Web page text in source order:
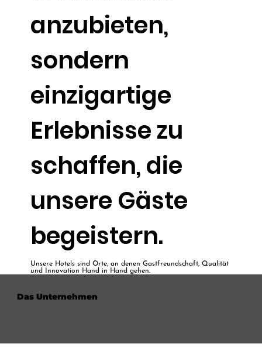
anzubieten,
sondern
einzigartige
Erlebnisse zu
schaffen, die
unsere Gäste
begeistern.
Unsere Hotels sind Orte, an denen Gastfreundschaft, Qualität
und Innovation Hand in Hand gehen.
Das Unternehmen